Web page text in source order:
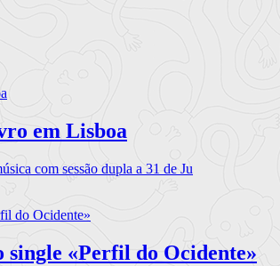
em Lisboa
com sessão dupla a 31 de Ju
«Perfil do Ocidente»